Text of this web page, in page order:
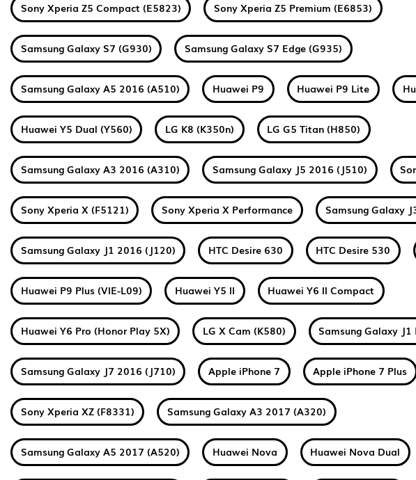
Sony Xperia Z5 Compact (E5823) Sony Xperia Z5 Premium (E6853)
Samsung Galaxy S7 (G930) Samsung Galaxy S7 Edge (G935)
Samsung Galaxy A5 2016 (A510) Huawei P9 Huawei P9 Lite
Huawei Y5 Dual (Y560) LG K8 (K350n) LG G5 Titan (H850)
Samsung Galaxy A3 2016 (A310) Samsung Galaxy J5 2016 (J510)
Sony Xperia X (F5121) Sony Xperia X Performance Samsung Galaxy
Samsung Galaxy J1 2016 (J120) HTC Desire 630 HTC Desire 530
Huawei P9 Plus (VIE-L09) Huawei Y5 II Huawei Y6 II Compact
Huawei Y6 Pro (Honor Play 5X) LG X Cam (K580) Samsung Galaxy
Samsung Galaxy J7 2016 (J710) Apple iPhone 7 Apple iPhone 7 Plus
Sony Xperia XZ (F8331) Samsung Galaxy A3 2017 (A320)
Samsung Galaxy A5 2017 (A520) Huawei Nova Huawei Nova Dual